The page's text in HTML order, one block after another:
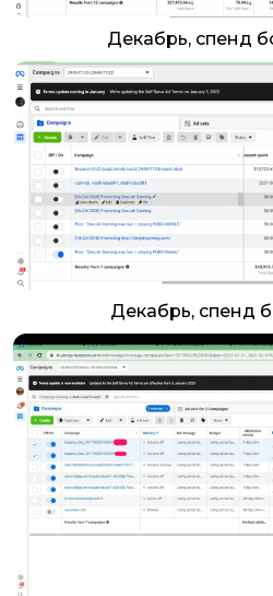
Декабрь, спенд
Декабрь, спенд